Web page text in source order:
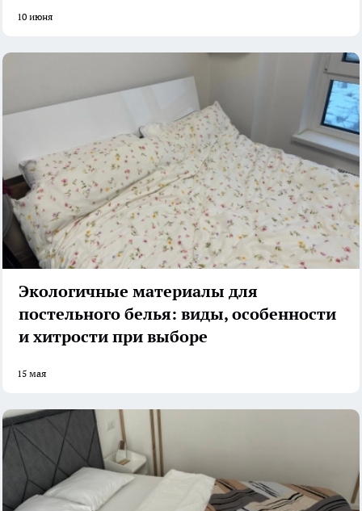
10 июня
Экологичные материалы для
постельного белья: виды, особенности
и хитрости при выборе
15 мая